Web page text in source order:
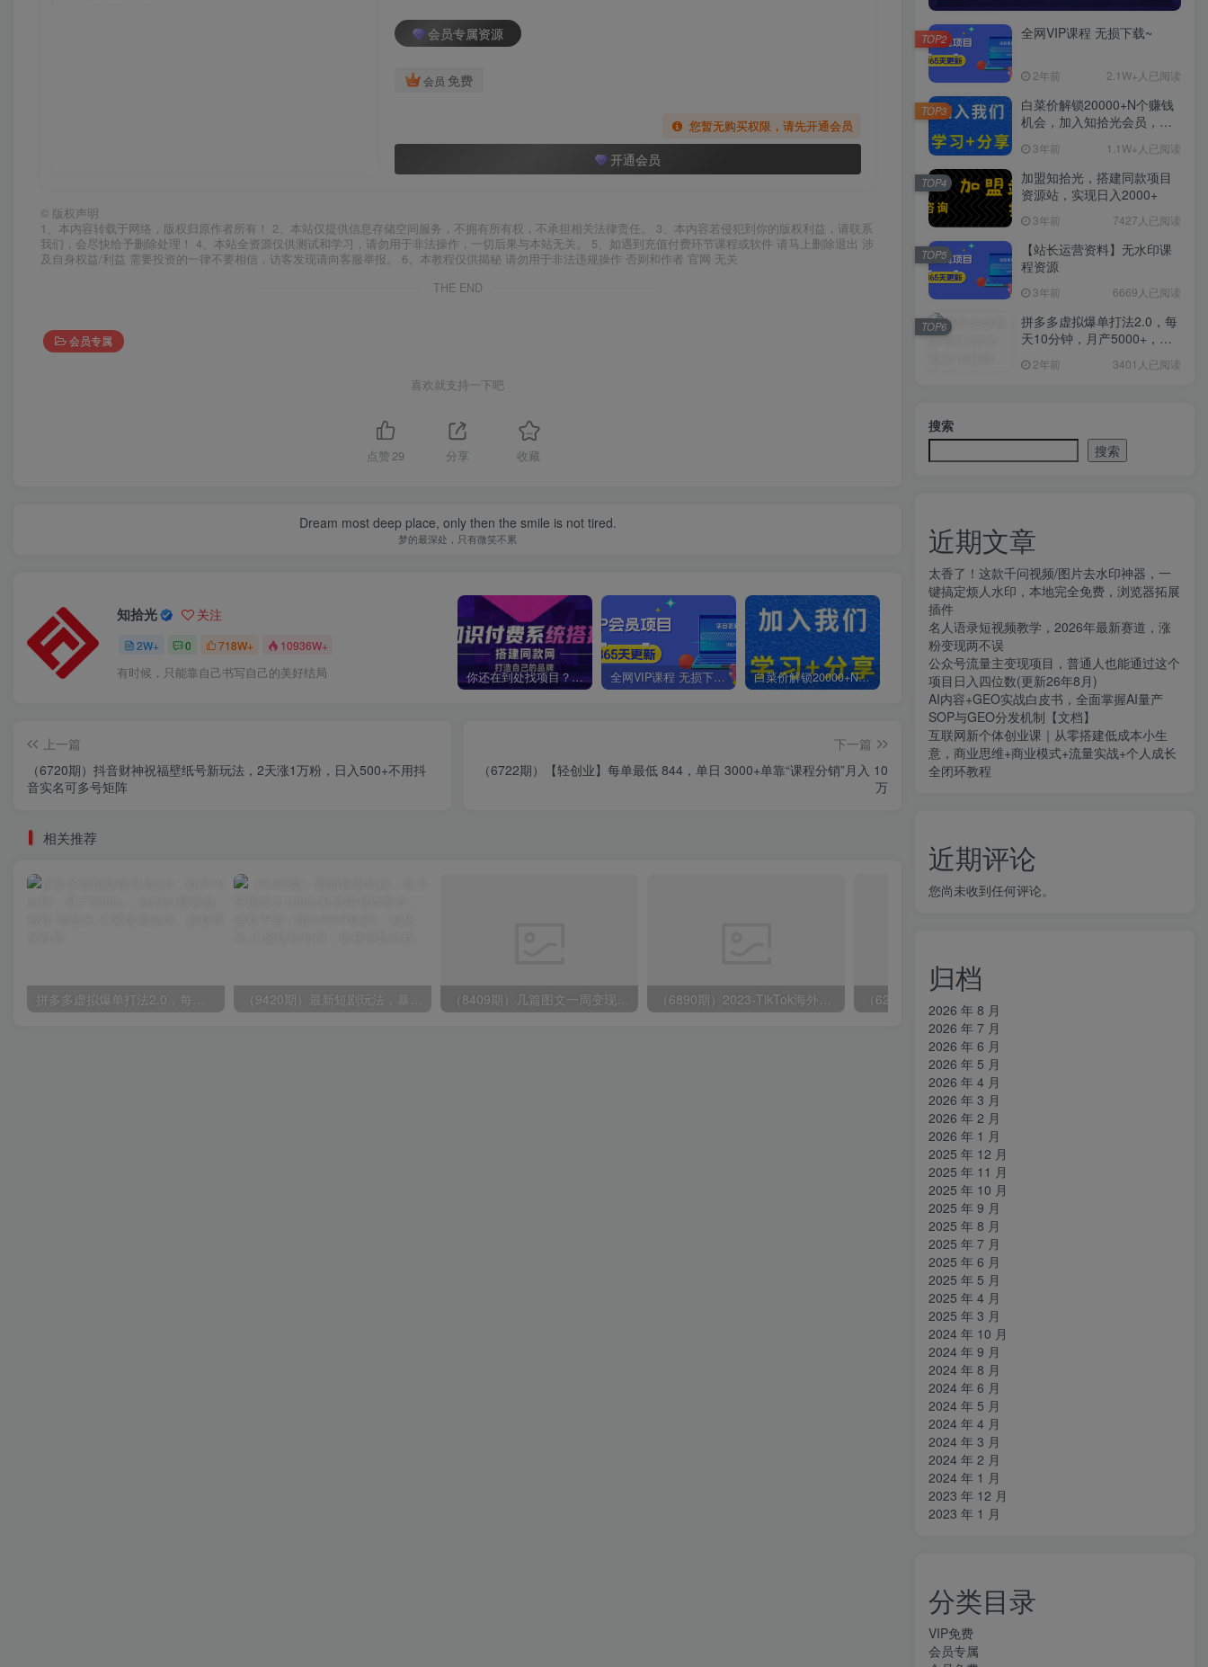
会员专属资源
会员 免费
您暂无购买权限，请先开通会员
开通会员
© 版权声明
1、本内容转载于网络，版权归原作者所有！ 2、本站仅提供信息存储空间服务，不拥有所有权，不承担相关法律责任。 3、本内容若侵犯到你的版权利益，请联系
我们，会尽快给予删除处理！ 4、本站全资源仅供测试和学习，请勿用于非法操作，一切后果与本站无关。 5、如遇到充值付费环节课程或软件 请马上删除退出 涉
及自身权益/利益 需要投资的一律不要相信，访客发现请向客服举报。 6、本教程仅供揭秘 请勿用于非法违规操作 否则和作者 官网 无关
THE END
会员专属
喜欢就支持一下吧
点赞 29 分享 收藏
Dream most deep place, only then the smile is not tired.
梦的最深处，只有微笑不累
知拾光 关注
2W+ 0 718W+ 10936W+
有时候，只能靠自己书写自己的美好结局 你还在到处找项目？还在当韭菜？我靠卖项目一个月收入5万+，曾经我也是个失败者。 全网VIP课程 无损下载~ 白菜价解锁20000+N个赚钱机会，加入知拾光会员，全站资源免费学习。 加盟知拾光，搭建同款项目资源站，实现日入2000+
上一篇
（6720期）抖音财神祝福壁纸号新玩法，2天涨1万粉，日入500+不用抖
音实名可多号矩阵
下一篇
（6722期）【轻创业】每单最低 844，单日 3000+单靠“课程分销”月入 10
万
相关推荐
拼多多虚拟爆单打法2.0，每天10分钟，月产5000+，从0到1赚收益教程 （9420期）最新短剧玩法，暴力变现日入1000+私域零成本操作，全程干货（附1400G短剧） （8409期）几篇图文一周变现1500＋，深度拆解面试掘金项目，小白轻松上手 （6890期）2023-TikTok海外短视频带货特训营，掌握TK短视频带货变现全流程（60节课）
全网VIP课程 无损下载~
2年前 2.1W+人已阅读
TOP2
白菜价解锁20000+N个赚钱
机会，加入知拾光会员，全
3年前 1.1W+人已阅读
TOP3
加盟知拾光，搭建同款项目
资源站，实现日入2000+
3年前 7427人已阅读
TOP4
【站长运营资料】无水印课
程资源
3年前 6669人已阅读
TOP5
拼多多虚拟爆单打法2.0，每
天10分钟，月产5000+，从0
2年前 3401人已阅读
TOP6
搜索
搜索
近期文章
太香了！这款千问视频/图片去水印神器，一
键搞定烦人水印，本地完全免费，浏览器拓展
插件
名人语录短视频教学，2026年最新赛道，涨
粉变现两不误
公众号流量主变现项目，普通人也能通过这个
项目日入四位数(更新26年8月)
AI内容+GEO实战白皮书，全面掌握AI量产
SOP与GEO分发机制【文档】
互联网新个体创业课｜从零搭建低成本小生
意，商业思维+商业模式+流量实战+个人成长
全闭环教程
近期评论
您尚未收到任何评论。
归档
2026 年 8 月
2026 年 7 月
2026 年 6 月
2026 年 5 月
2026 年 4 月
2026 年 3 月
2026 年 2 月
2026 年 1 月
2025 年 12 月
2025 年 11 月
2025 年 10 月
2025 年 9 月
2025 年 8 月
2025 年 7 月
2025 年 6 月
2025 年 5 月
2025 年 4 月
2025 年 3 月
2024 年 10 月
2024 年 9 月
2024 年 8 月
2024 年 6 月
2024 年 5 月
2024 年 4 月
2024 年 3 月
2024 年 2 月
2024 年 1 月
2023 年 12 月
2023 年 1 月
分类目录
VIP免费
会员专属